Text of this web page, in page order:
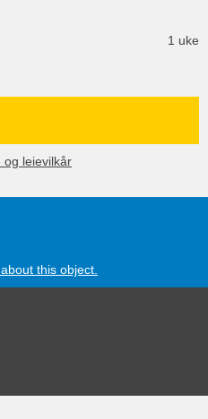
1 uke
og leievilkår
this object.